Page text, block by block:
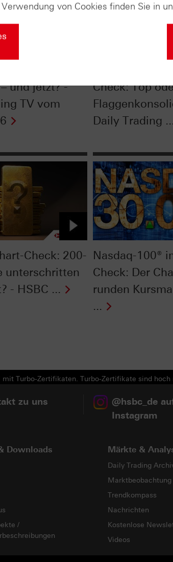
und jetzt? -
TV vom
Check: Top
Daily Trading ...
Check: 200-
unterschritten
- HSBC ...
Nasdaq-100®
Check: Der
runden
...
Turbo-Zertifikaten. Turbo-Zertifikate sind
zu uns
@hsbc_de
Instagram
Downloads
/
Märkte &
Daily Trading
Trendkompass
Nachrichten
Kostenlose
Videos
von Cookies finden Sie in